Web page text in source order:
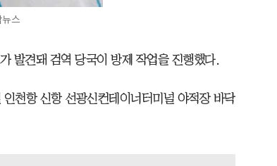
스
발견돼 검역 당국이 방제 작업을 진행했다.
천항 신항 선광신컨테이너터미널 야적장 바닥